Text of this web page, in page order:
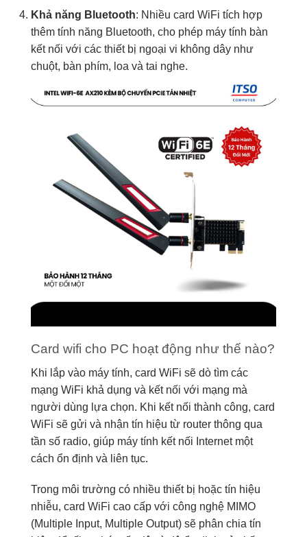
Khả năng Bluetooth: Nhiều card WiFi tích hợp
thêm tính năng Bluetooth, cho phép máy tính bàn
kết nối với các thiết bị ngoại vi không dây như
chuột, bàn phím, loa và tai nghe.
Card wifi cho PC hoạt động như thế nào?
Khi lắp vào máy tính, card WiFi sẽ dò tìm các
mạng WiFi khả dụng và kết nối với mạng mà
người dùng lựa chọn. Khi kết nối thành công, card
WiFi sẽ gửi và nhận tín hiệu từ router thông qua
tần số radio, giúp máy tính kết nối Internet một
cách ổn định và liên tục.
Trong môi trường có nhiều thiết bị hoặc tín hiệu
nhiễu, card WiFi cao cấp với công nghệ MIMO
(Multiple Input, Multiple Output) sẽ phân chia tín